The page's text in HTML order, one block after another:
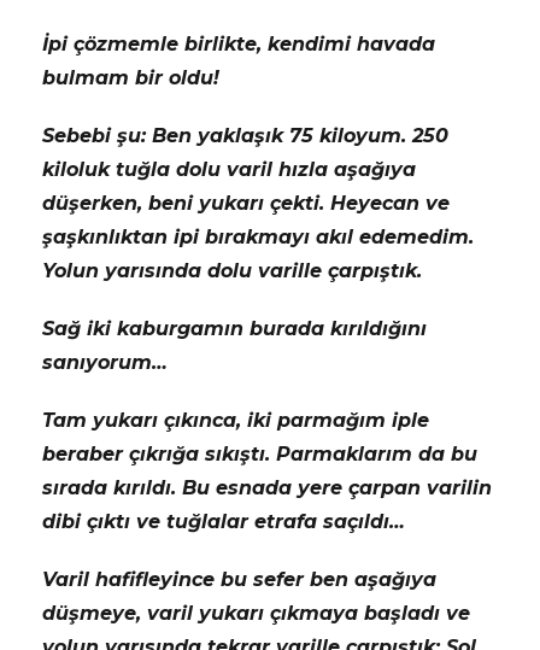
İpi çözmemle birlikte, kendimi havada
bulmam bir oldu!
Sebebi şu: Ben yaklaşık 75 kiloyum. 250
kiloluk tuğla dolu varil hızla aşağıya
düşerken, beni yukarı çekti. Heyecan ve
şaşkınlıktan ipi bırakmayı akıl edemedim.
Yolun yarısında dolu varille çarpıştık.
Sağ iki kaburgamın burada kırıldığını
sanıyorum…
Tam yukarı çıkınca, iki parmağım iple
beraber çıkrığa sıkıştı. Parmaklarım da bu
sırada kırıldı. Bu esnada yere çarpan varilin
dibi çıktı ve tuğlalar etrafa saçıldı…
Varil hafifleyince bu sefer ben aşağıya
düşmeye, varil yukarı çıkmaya başladı ve